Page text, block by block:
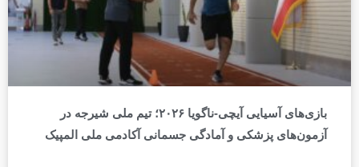
بازی‌های آسیایی آیچی-ناگویا ۲۰۲۶؛ تیم ملی شیرجه در
آزمون‌های پزشکی و آمادگی جسمانی آکادمی ملی المپیک